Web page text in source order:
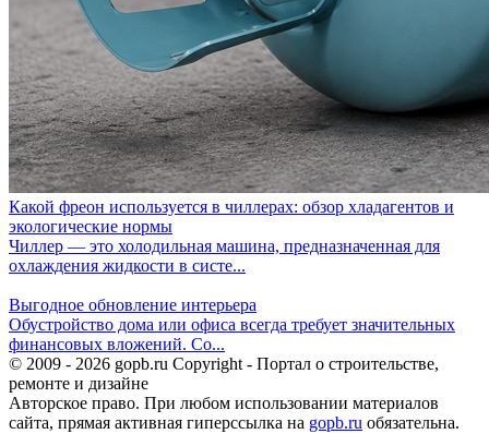
Какой фреон используется в чиллерах: обзор хладагентов и
экологические нормы
Чиллер — это холодильная машина, предназначенная для
охлаждения жидкости в систе...
Выгодное обновление интерьера
Обустройство дома или офиса всегда требует значительных
финансовых вложений. Со...
© 2009 - 2026 gopb.ru Copyright - Портал о строительстве,
ремонте и дизайне
Авторское право. При любом использовании материалов
сайта, прямая активная гиперссылка на gopb.ru обязательна.